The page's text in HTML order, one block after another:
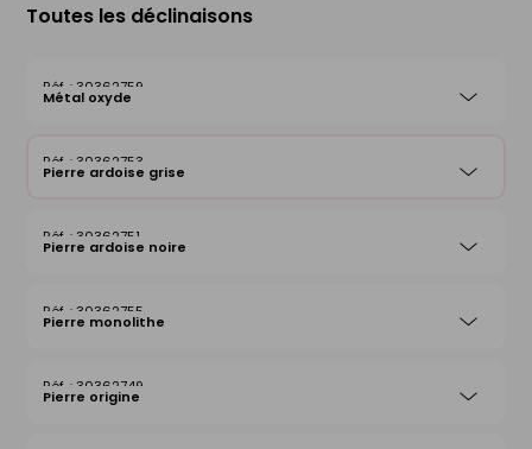
Toutes les déclinaisons
30362759
Métal oxyde
30362753
Pierre ardoise grise
30362751
Pierre ardoise noire
30362755
Pierre monolithe
30362749
Pierre origine